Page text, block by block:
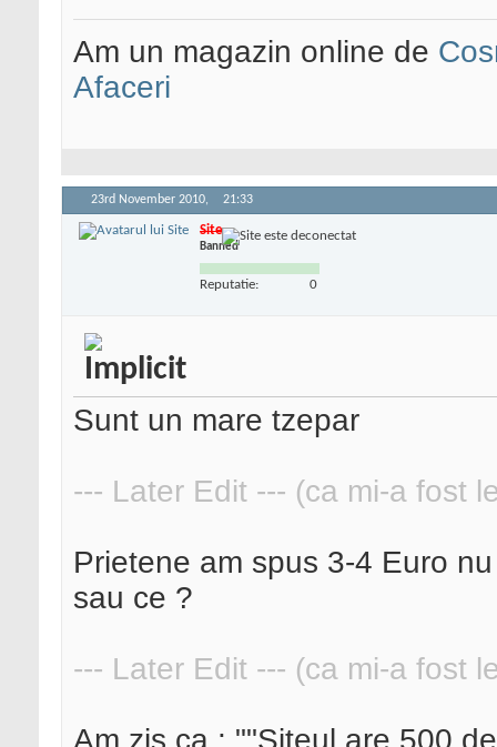
Am un magazin online de
Afaceri
23rd November 2010, 21:33
Site
Banned
Reputatie: 0
Sunt un mare tzepar
--- Later Edit --- (ca mi-a fost
Prietene am spus 3-4 Euro
sau ce ?
--- Later Edit --- (ca mi-a fost